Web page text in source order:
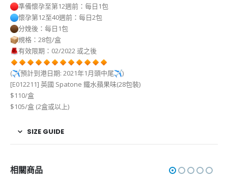
準備懷孕至第12週前：每日1包
懷孕第12至40週前：每日2包
分娩後：每日1包
規格：28包/盒
有效限期：02/2022 或之後
( 預計到港日期: 2021年1月頭中尾
)
[E012211] 英國 Spatone 鐵水蘋果味(28包裝)
$110/盒
$105/盒 (2盒或以上)
SIZE GUIDE
相關商品